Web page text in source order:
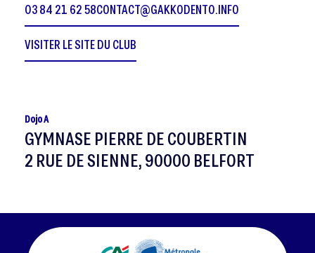
03 84 21 62 58CONTACT@GAKKODENTO.INFO
VISITER LE SITE DU CLUB
Dojo A
GYMNASE PIERRE DE COUBERTIN
2 RUE DE SIENNE, 90000 BELFORT